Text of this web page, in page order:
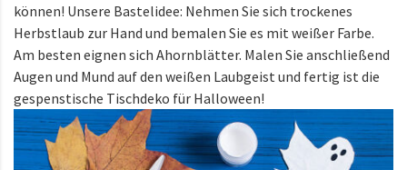
können! Unsere Bastelidee: Nehmen Sie sich trockenes
Herbstlaub zur Hand und bemalen Sie es mit weißer Farbe.
Am besten eignen sich Ahornblätter. Malen Sie anschließend
Augen und Mund auf den weißen Laubgeist und fertig ist die
gespenstische Tischdeko für Halloween!